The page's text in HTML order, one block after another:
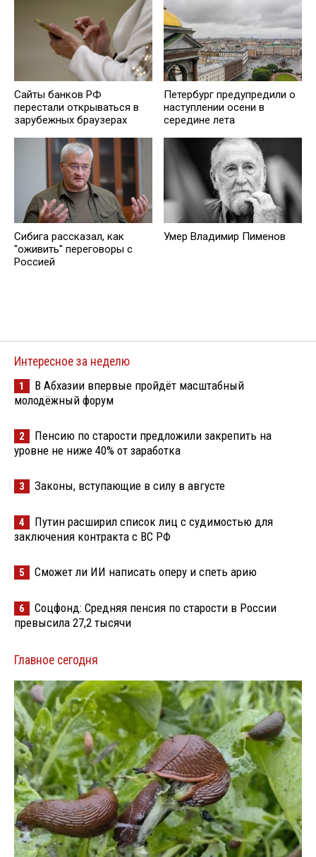
Сайты банков РФ
перестали открываться в
зарубежных браузерах
Петербург предупредили о
наступлении осени в
середине лета
Сибига рассказал, как
"оживить" переговоры с
Россией
Умер Владимир Пименов
Интересное за неделю
1
В Абхазии впервые пройдёт масштабный
молодёжный форум
2
Пенсию по старости предложили закрепить на
уровне не ниже 40% от заработка
3 Законы, вступающие в силу в августе
4
Путин расширил список лиц с судимостью для
заключения контракта с ВС РФ
5 Сможет ли ИИ написать оперу и спеть арию
6
Соцфонд: Средняя пенсия по старости в России
превысила 27,2 тысячи
Главное сегодня